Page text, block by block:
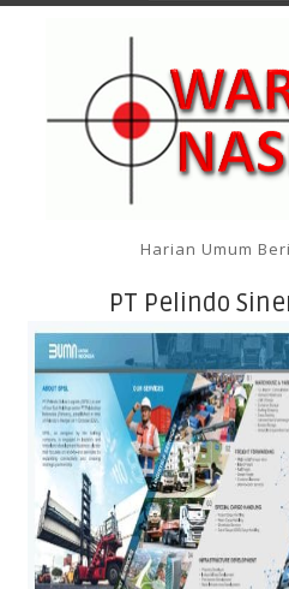
Harian Umum
PT Pelindo